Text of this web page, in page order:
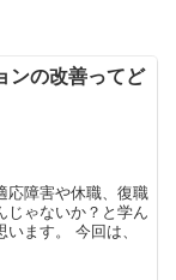
ンの改善ってど
応障害や休職、復職
じゃないか？と学ん
ます。 今回は、